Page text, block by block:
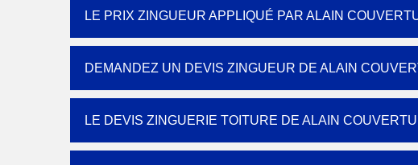
LE PRIX ZINGUEUR APPLIQUÉ PAR ALAIN
DEMANDEZ UN DEVIS ZINGUEUR DE ALAIN
LE DEVIS ZINGUERIE TOITURE DE ALAIN